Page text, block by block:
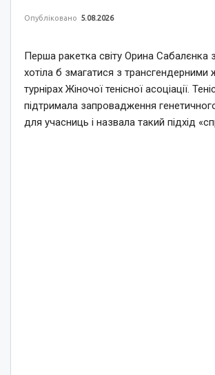
Опубліковано 5.08.2026
Перша ракетка світу Орина Сабалєнка
хотіла б змагатися з трансгендерними
турнірах Жіночої тенісної асоціації.
підтримала запровадження
для учасниць і назвала такий підхід